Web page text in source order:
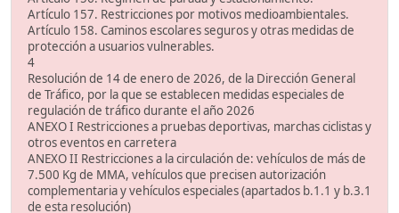
Artículo 157. Restricciones por motivos medioambientales.
Artículo 158. Caminos escolares seguros y otras medidas de
protección a usuarios vulnerables.
4
Resolución de 14 de enero de 2026, de la Dirección General
de Tráfico, por la que se establecen medidas especiales de
regulación de tráfico durante el año 2026
ANEXO I Restricciones a pruebas deportivas, marchas ciclistas y
otros eventos en carretera
ANEXO II Restricciones a la circulación de: vehículos de más de
7.500 Kg de MMA, vehículos que precisen autorización
complementaria y vehículos especiales (apartados b.1.1 y b.3.1
de esta resolución)